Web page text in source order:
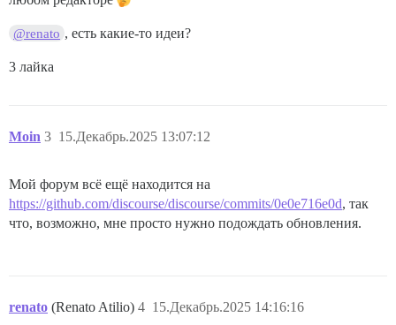
@renato , есть какие-то идеи?
3 лайка
Moin 15.Декабрь.2025 13:07:12
3
Мой форум всё ещё находится на
https://github.com/discourse/discourse/commits/0e0e716e0d, так
что, возможно, мне просто нужно подождать обновления.
renato (Renato Atilio) 15.Декабрь.2025 14:16:16
4